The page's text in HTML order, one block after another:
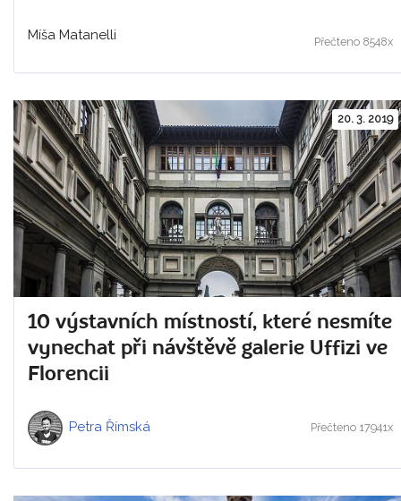
Míša Matanelli Přečteno 8548x
20. 3. 2019
10 výstavních místností, které nesmíte
vynechat při návštěvě galerie Uffizi ve
Florencii
Petra Římská Přečteno 17941x